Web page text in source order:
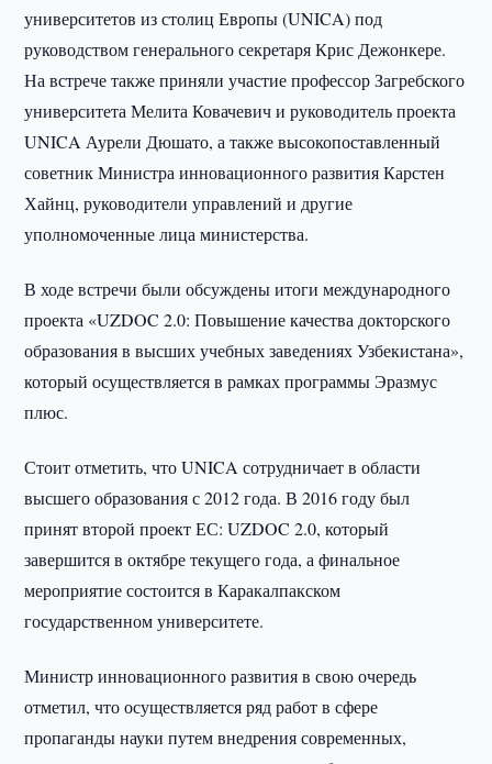
университетов из столиц Европы (UNICA) под
руководством генерального секретаря Крис Дежонкере.
На встрече также приняли участие профессор Загребского
университета Мелита Ковачевич и руководитель проекта
UNICA Аурели Дюшато, а также высокопоставленный
советник Министра инновационного развития Карстен
Хайнц, руководители управлений и другие
уполномоченные лица министерства.
В ходе встречи были обсуждены итоги международного
проекта «UZDOC 2.0: Повышение качества докторского
образования в высших учебных заведениях Узбекистана»,
который осуществляется в рамках программы Эразмус
плюс.
Стоит отметить, что UNICA сотрудничает в области
высшего образования с 2012 года. В 2016 году был
принят второй проект ЕС: UZDOC 2.0, который
завершится в октябре текущего года, а финальное
мероприятие состоится в Каракалпакском
государственном университете.
Министр инновационного развития в свою очередь
отметил, что осуществляется ряд работ в сфере
пропаганды науки путем внедрения современных,